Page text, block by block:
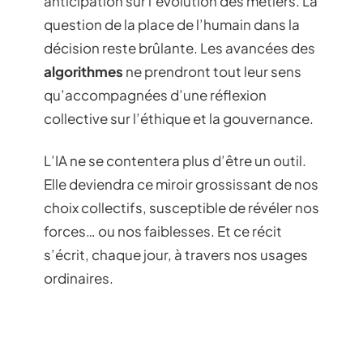
question de la place de l’humain dans la
décision reste brûlante. Les avancées des
algorithmes ne prendront tout leur sens
qu’accompagnées d’une réflexion
collective sur l’éthique et la gouvernance.
L’IA ne se contentera plus d’être un outil.
Elle deviendra ce miroir grossissant de nos
choix collectifs, susceptible de révéler nos
forces… ou nos faiblesses. Et ce récit
s’écrit, chaque jour, à travers nos usages
ordinaires.